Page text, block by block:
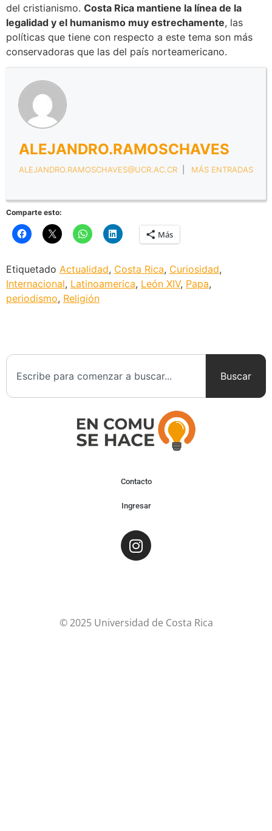
del cristianismo. Costa Rica mantiene la línea de la
legalidad y el humanismo muy estrechamente, las
políticas que tiene con respecto a este tema son más
conservadoras que las del país norteamericano.
ALEJANDRO.RAMOSCHAVES
ALEJANDRO.RAMOSCHAVES@UCR.AC.CR MÁS ENTRADAS
Comparte esto:
Más
Etiquetado Actualidad, Costa Rica, Curiosidad,
Internacional, Latinoamerica, León XIV, Papa,
periodismo, Religión
Buscar
Contacto
Ingresar
© 2025 Universidad de Costa Rica